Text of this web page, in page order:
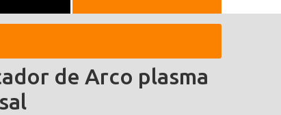
de Arco plasma